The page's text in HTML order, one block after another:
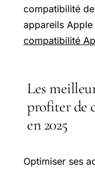
compatibilité
appareils
compatibilité
Les
profiter de
en 2025
Optimiser ses